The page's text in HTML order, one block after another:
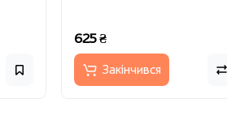
625 ₴
Закінчився